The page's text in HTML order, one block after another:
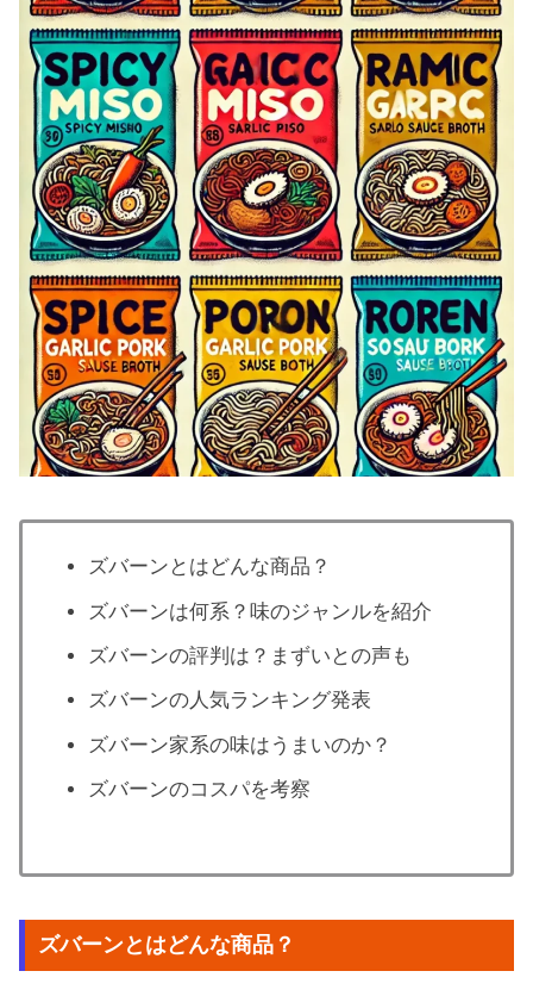
ズバーンとはどんな商品？
ズバーンは何系？味のジャンルを紹介
ズバーンの評判は？まずいとの声も
ズバーンの人気ランキング発表
ズバーン家系の味はうまいのか？
ズバーンのコスパを考察
ズバーンとはどんな商品？